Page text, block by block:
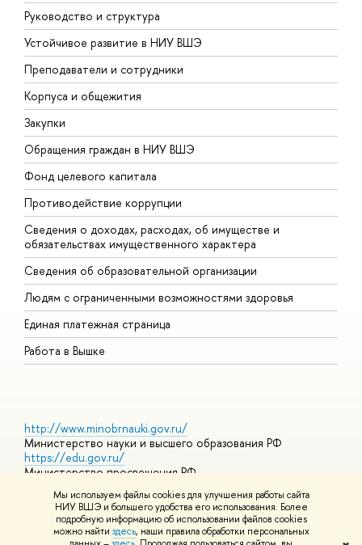
Мы используем файлы cookies для улучшения работы сайта
НИУ ВШЭ и большего удобства его использования. Более
подробную информацию об использовании файлов cookies
можно найти здесь, наши правила обработки персональных
Руководство и структура
Устойчивое развитие в НИУ ВШЭ
Преподаватели и сотрудники
Корпуса и общежития
Закупки
Обращения граждан в НИУ ВШЭ
Фонд целевого капитала
Противодействие коррупции
Сведения о доходах, расходах, об имуществе и
обязательствах имущественного характера
Сведения об образовательной организации
Людям с ограниченными возможностями здоровья
Единая платежная страница
Работа в Вышке
http://www.minobrnauki.gov.ru/
Министерство науки и высшего образования РФ
https://edu.gov.ru/
Министерство просвещения РФ
https://elearning.hse.ru/mooc
Массовые открытые онлайн-курсы